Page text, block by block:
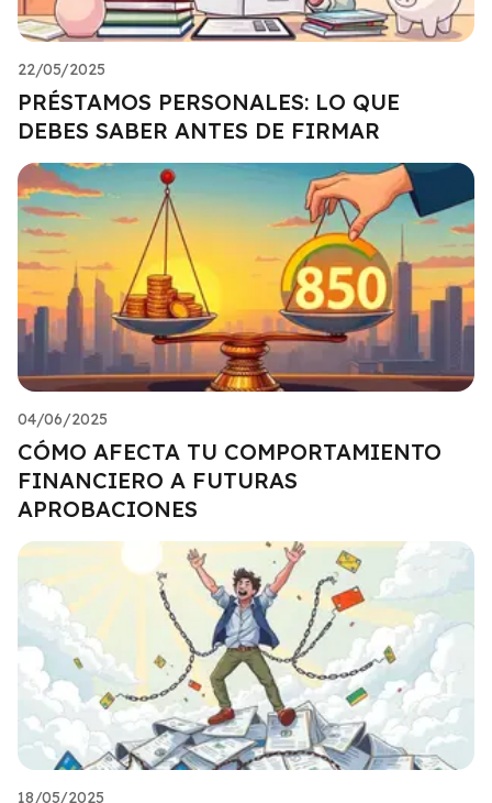
22/05/2025
PRÉSTAMOS PERSONALES: LO QUE
DEBES SABER ANTES DE FIRMAR
04/06/2025
CÓMO AFECTA TU COMPORTAMIENTO
FINANCIERO A FUTURAS
APROBACIONES
18/05/2025